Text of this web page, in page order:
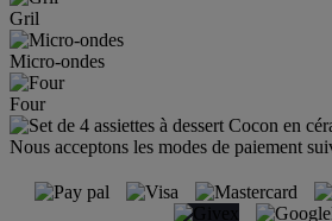
Gril
Micro-ondes
Four
Nous acceptons les modes de paiement